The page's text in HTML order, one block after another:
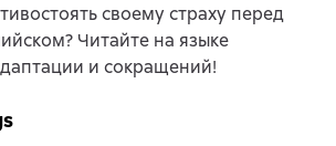
своему страху перед
Читайте на языке
и сокращений!